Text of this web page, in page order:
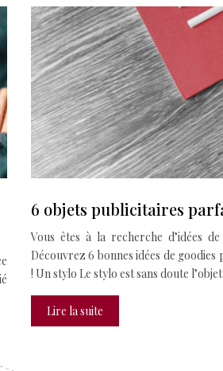
6 objets publicitaires
Vous êtes à la recherche d’idées
Découvrez 6 bonnes idées de
! Un stylo Le stylo est sans doute
Lire la suite